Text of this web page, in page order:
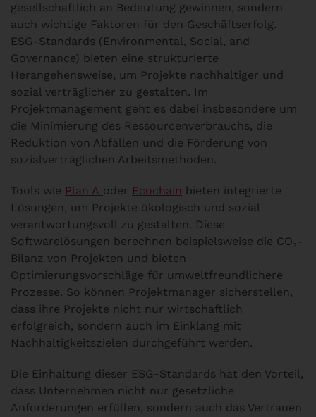
gesellschaftlich an Bedeutung gewinnen, sondern
auch wichtige Faktoren für den Geschäftserfolg.
ESG-Standards (Environmental, Social, and
Governance) bieten eine strukturierte
Herangehensweise, um Projekte nachhaltiger und
sozial verträglicher zu gestalten. Im
Projektmanagement geht es dabei insbesondere um
die Minimierung des Ressourcenverbrauchs, die
Reduktion von Abfällen und die Förderung von
sozialverträglichen Arbeitsmethoden.
Tools wie Plan A oder Ecochain bieten integrierte
Lösungen, um Projekte ökologisch und sozial
verantwortungsvoll zu gestalten. Diese
Softwarelösungen berechnen beispielsweise die CO₂-
Bilanz von Projekten und bieten
Optimierungsvorschläge für umweltfreundlichere
Prozesse. So können Projektmanager sicherstellen,
dass ihre Projekte nicht nur wirtschaftlich
erfolgreich, sondern auch im Einklang mit
Nachhaltigkeitszielen durchgeführt werden.
Die Einhaltung dieser ESG-Standards hat den Vorteil,
dass Unternehmen nicht nur gesetzliche
Anforderungen erfüllen, sondern auch das Vertrauen